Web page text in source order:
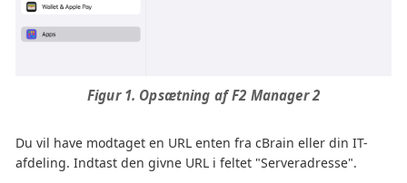
Figur 1. Opsætning af F2 Manager 2
Du vil have modtaget en URL enten fra cBrain eller din IT-
afdeling. Indtast den givne URL i feltet "Serveradresse".